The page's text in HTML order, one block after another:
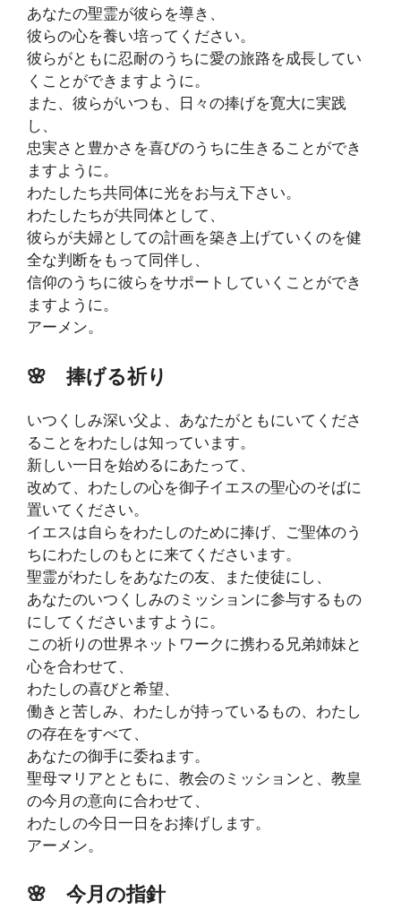
あなたの聖霊が彼らを導き、
彼らの心を養い培ってください。
彼らがともに忍耐のうちに愛の旅路を成長してい
くことができますように。
また、彼らがいつも、日々の捧げを寛大に実践
し、
忠実さと豊かさを喜びのうちに生きることができ
ますように。
わたしたち共同体に光をお与え下さい。
わたしたちが共同体として、
彼らが夫婦としての計画を築き上げていくのを健
全な判断をもって同伴し、
信仰のうちに彼らをサポートしていくことができ
ますように。
アーメン。
🌸 捧げる祈り
いつくしみ深い父よ、あなたがともにいてくださ
ることをわたしは知っています。
新しい一日を始めるにあたって、
改めて、わたしの心を御子イエスの聖心のそばに
置いてください。
イエスは自らをわたしのために捧げ、ご聖体のう
ちにわたしのもとに来てくださいます。
聖霊がわたしをあなたの友、また使徒にし、
あなたのいつくしみのミッションに参与するもの
にしてくださいますように。
この祈りの世界ネットワークに携わる兄弟姉妹と
心を合わせて、
わたしの喜びと希望、
働きと苦しみ、わたしが持っているもの、わたし
の存在をすべて、
あなたの御手に委ねます。
聖母マリアとともに、教会のミッションと、教皇
の今月の意向に合わせて、
わたしの今日一日をお捧げします。
アーメン。
🌸 今月の指針